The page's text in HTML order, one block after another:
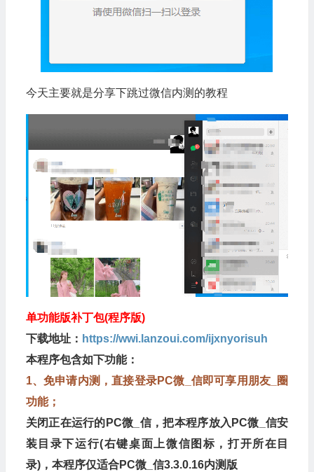
今天主要就是分享下跳过微信内测的教程
单功能版补丁包(程序版)
下载地址： https://wwi.lanzoui.com/ijxnyorisuh
本程序包含如下功能：
1、免申请内测，直接登录PC微_信即可享用朋友_圈
功能；
关闭正在运行的PC微_信，把本程序放入PC微_信安
装目录下运行(右键桌面上微信图标，打开所在目
录)，本程序仅适合PC微_信3.3.0.16内测版